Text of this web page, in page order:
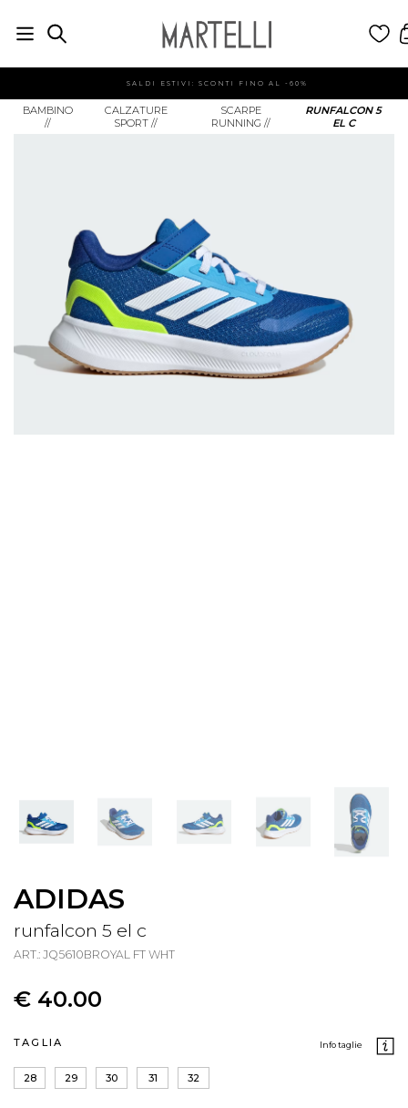
SALDI ESTIVI: SCONTI FINO AL -60%
BAMBINO
//
CALZATURE
SPORT //
SCARPE
RUNNING //
RUNFALCON 5
EL C
ADIDAS
runfalcon 5 el c
ART.: JQ5610BROYAL FT WHT
€ 40.00
TAGLIA info taglie
28 29 30 31 32